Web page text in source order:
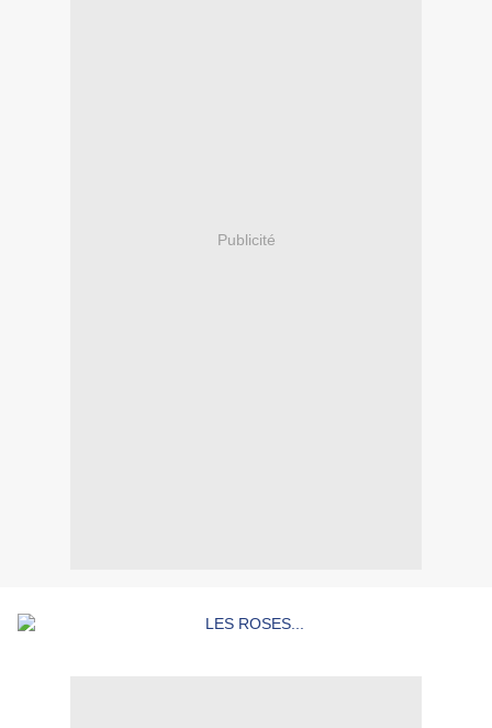
Publicité